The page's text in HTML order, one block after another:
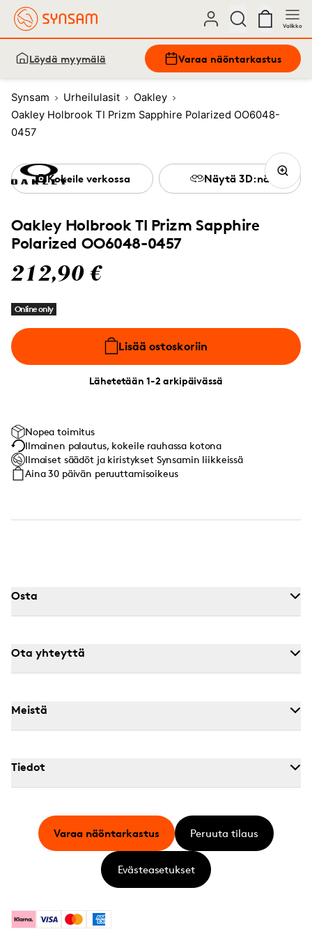
Valikko
Löydä myymälä Varaa näöntarkastus
Synsam Urheilulasit
Oakley
Oakley Holbrook TI Prizm Sapphire Polarized OO6048-
0457
Oakley Holbrook TI Prizm Sapphire
Polarized OO6048-0457
212,90 €
Online only
Lisää ostoskoriin
Lähetetään 1-2 arkipäivässä
Kokeile verkossa Näytä 3D:nä
Nopea toimitus
Ilmainen palautus, kokeile rauhassa kotona
Ilmaiset säädöt ja kiristykset Synsamin liikkeissä
Aina 30 päivän peruuttamisoikeus
Osta
Ota yhteyttä
Meistä
Tiedot
KlarnaVisa MastercardAmerican Express
Varaa näöntarkastus Peruuta tilaus
Evästeasetukset